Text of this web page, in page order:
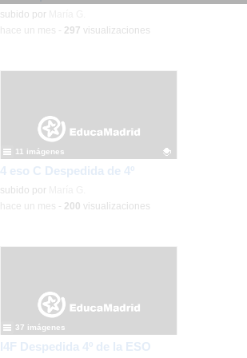
Contenido educativo.
subido por
hace un mes - 297 visualizaciones
4 eso C Despedida de 4º
Contenido educativo.
subido por
11 imágenes
hace un mes - 200 visualizaciones
I4F Despedida 4º de la ESO
37 imágenes